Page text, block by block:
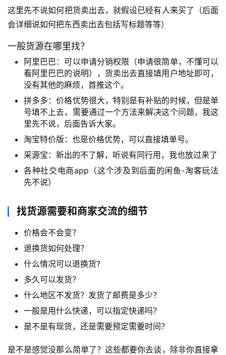
这里先不说如何把货卖出去，就假设已经有人来买了（后面
会详细说如何把东西卖出去包括写标题等等）
一般货源在哪里找？
阿里巴巴：可以申请分销权限（申请很简单，不懂可以
看阿里巴巴的说明），货卖出去直接填用户地址即可，
没有其他的麻烦，首推这个。
拼多多：价格优势很大，特别是有补贴的时候，但是单
号填不上去，需要通过一个方法来解决这个问题，我这
里先不说，后面告诉大家。
淘宝特价版：也是价格优势，可以直接填单号。
采源宝：新出的不了解，听说有同行用，我也放过来了
各种社交电商app（这个涉及到后面的闲鱼-淘客玩法
先不说）
找货源需要和商家交流的细节
价格会不会变？
退换货如何处理？
什么情况可以退换货?
多久可以发货？
什么地区不发货？发货了邮费是多少？
一般是用什么快递，可以指定快递吗？
是不是有现货，还是需要预定需要时间？
是不是感觉没那么简单了？这些都要你去谈，除非你直接拿